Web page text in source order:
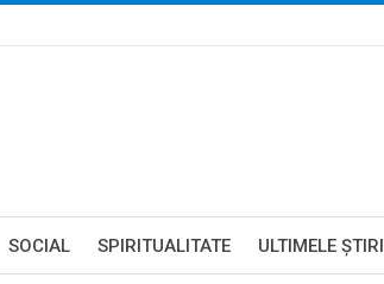
SOCIAL SPIRITUALITATE ULTIMELE ŞTIRI